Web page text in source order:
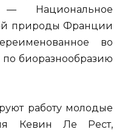
— Национальное
природы Франции
во
биоразнообразию
работу молодые
Кевин Ле Рест,